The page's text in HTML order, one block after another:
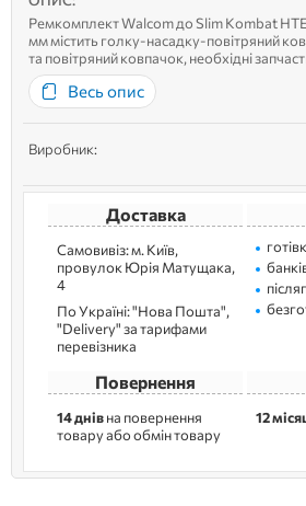
Ремкомплект Walcom до Slim Kombat
мм містить голку-насадку-повітряний
та повітряний ковпачок, необхідні
роботи фарбопульта, комплект у зручній
пластиковій коробці. Підходить до
HTE
Весь опис
Виробник:
Доставка
Самовивіз: м. Kиїв,
провулок Юрія Матущака,
4
По Україні: "Нова Пошта",
"Delivery" за тарифами
перевізника
Повернення
14 днівна повернення
товару або обмін товару
12